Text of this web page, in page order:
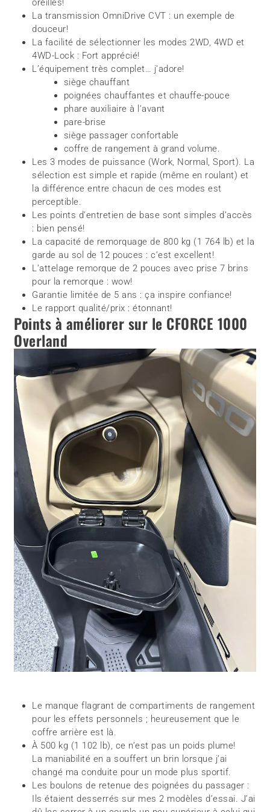
oreilles!
La transmission OmniDrive CVT : un exemple de
douceur!
La facilité de sélectionner les modes 2WD, 4WD et
4WD-Lock : Fort apprécié!
L’équipement très complet… j’adore!
siège chauffant
poignées chauffantes et chauffe-pouce
phare auxiliaire à l’avant
pare-brise
siège passager confortable
coffre de rangement à grand volume.
Les 3 modes de puissance (Work, Normal, Sport). La
sélection est simple et rapide (même en roulant) et
la différence entre chacun de ces modes est
perceptible.
Les points d’entretien de base sont simples d’accès
: bien pensé!
La capacité de remorquage de 800 kg (1 764 lb) et la
garde au sol de 12 pouces : c’est excellent!
L’attelage remorque de 2 pouces avec prise 7 brins
pour la remorque : wow!
Garantie limitée de 5 ans : ça inspire confiance!
Le rapport qualité/prix : étonnant!
Points à améliorer sur le CFORCE 1000
Overland
Le manque flagrant de compartiments de rangement
pour les effets personnels ; heureusement que le
coffre arrière est là.
À 500 kg (1 102 lb), ce n’est pas un poids plume!
La maniabilité en a souffert un brin lorsque j’ai
changé ma conduite pour un mode plus sportif.
Les boulons de retenue des poignées du passager :
Ils étaient desserrés sur mes 2 modèles d’essai. J’ai